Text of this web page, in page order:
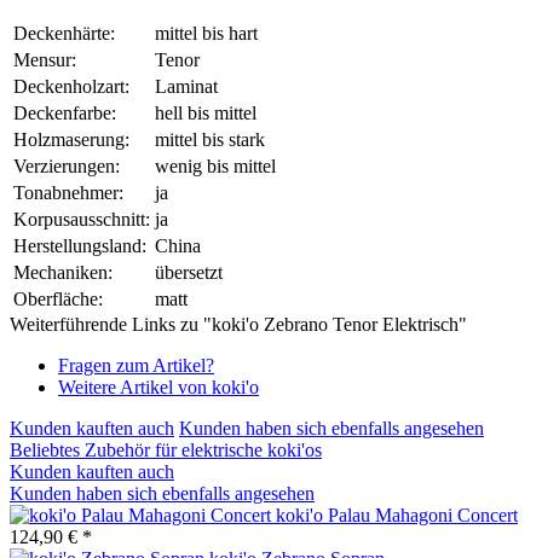
Deckenhärte:
mittel bis hart
Mensur:
Tenor
Deckenholzart:
Laminat
Deckenfarbe:
hell bis mittel
Holzmaserung:
mittel bis stark
Verzierungen:
wenig bis mittel
Tonabnehmer:
ja
Korpusausschnitt: ja
Herstellungsland: China
Mechaniken:
übersetzt
Oberfläche:
matt
Weiterführende Links zu "koki'o Zebrano Tenor Elektrisch"
Fragen zum Artikel?
Weitere Artikel von koki'o
Kunden kauften auch Kunden haben sich ebenfalls angesehen
Beliebtes Zubehör für elektrische koki'os
Kunden kauften auch
Kunden haben sich ebenfalls angesehen
koki'o Palau Mahagoni Concert
124,90 € *